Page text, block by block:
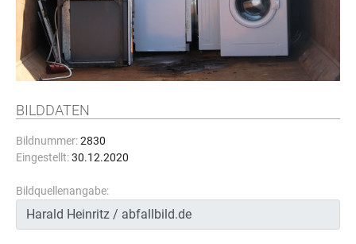
BILDDATEN
Bildnummer:2830
Eingestellt:30.12.2020
Bildquellenangabe: